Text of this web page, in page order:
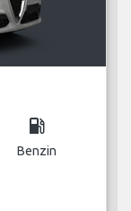
local_gas_station
Benzin